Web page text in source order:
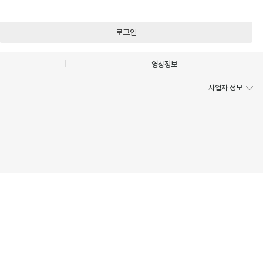
로그인
영상정보
사업자 정보